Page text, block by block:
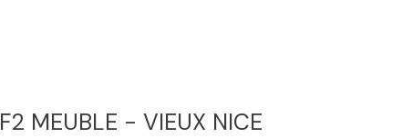
F2 MEUBLE - VIEUX NICE